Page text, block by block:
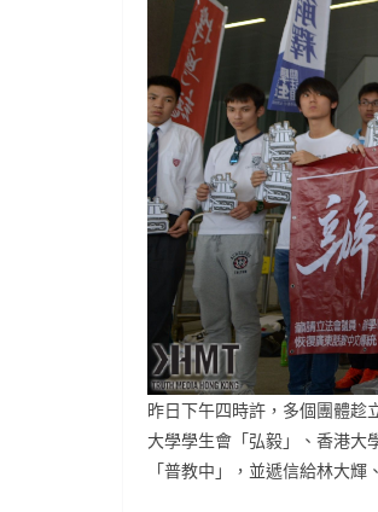
昨日下午四時許，多個團體趁
大學學生會「弘毅」、香港大
「普教中」，並遞信給林大